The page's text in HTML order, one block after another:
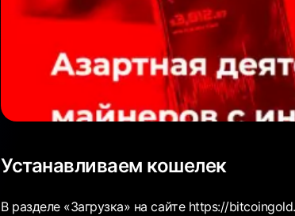
Устанавливаем кошелек
В разделе «Загрузка» на сайте https://